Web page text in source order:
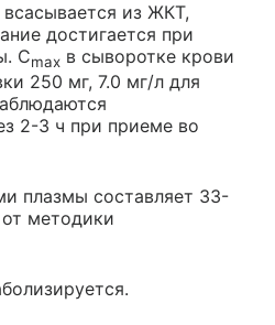
из ЖКТ,
достигается при
Cmax в сыворотке крови
250 мг, 7.0 мг/л для
2-3 ч при приеме во
плазмы составляет 33-
методики